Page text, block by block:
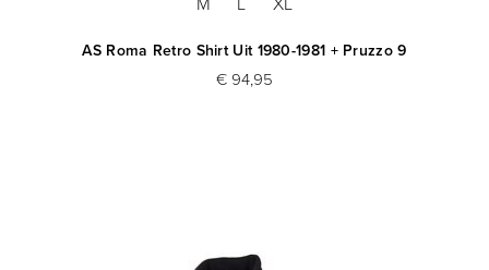
AS Roma Retro Shirt Uit 1980-1981 + Pruzzo 9
€ 94,95